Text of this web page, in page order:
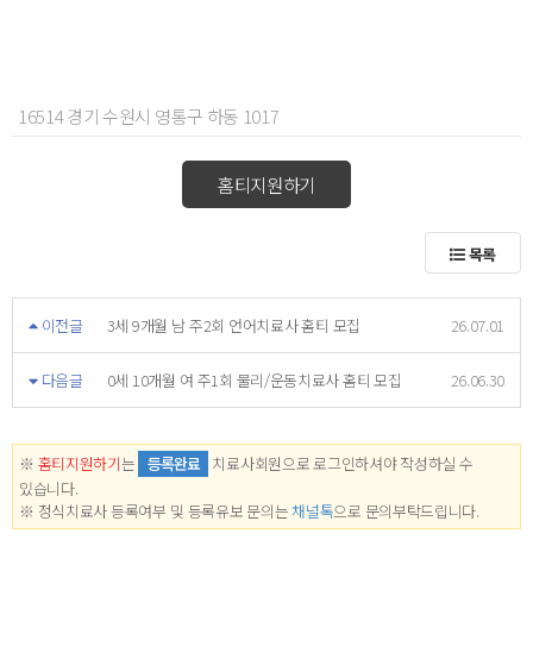
16514 경기 수원시 영통구 하동 1017
홈티지원하기
목록
이전글 3세 9개월 남 주2회 언어치료사 홈티 모집 26.07.01
다음글 0세 10개월 여 주1회 물리/운동치료사 홈티 모집 26.06.30
※ 홈티지원하기는 등록완료 치료사회원으로 로그인하셔야 작성하실 수
있습니다.
※ 정식치료사 등록여부 및 등록유보 문의는 채널톡으로 문의부탁드립니다.